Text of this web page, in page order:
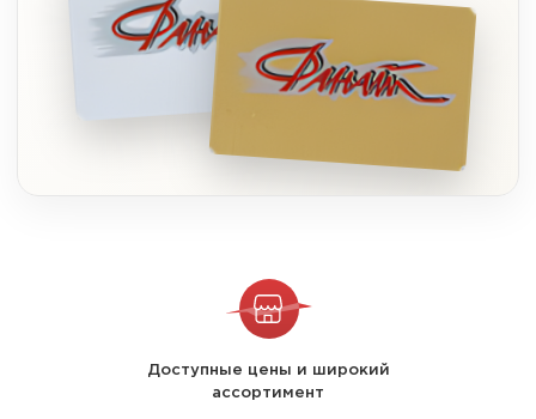
Доступные цены и широкий
ассортимент